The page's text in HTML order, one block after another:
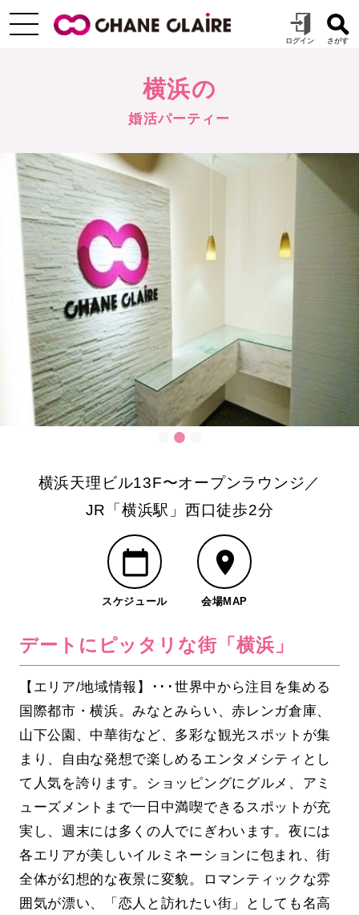
横浜の
婚活パーティー
横浜天理ビル13F〜オープンラウンジ／
JR「横浜駅」西口徒歩2分
スケジュール 会場MAP
デートにピッタリな街「横浜」
【エリア/地域情報】･･･世界中から注目を集める
国際都市・横浜。みなとみらい、赤レンガ倉庫、
山下公園、中華街など、多彩な観光スポットが集
まり、自由な発想で楽しめるエンタメシティとし
て人気を誇ります。ショッピングにグルメ、アミ
ューズメントまで一日中満喫できるスポットが充
実し、週末には多くの人でにぎわいます。夜には
各エリアが美しいイルミネーションに包まれ、街
全体が幻想的な夜景に変貌。ロマンティックな雰
囲気が漂い、「恋人と訪れたい街」としても名高